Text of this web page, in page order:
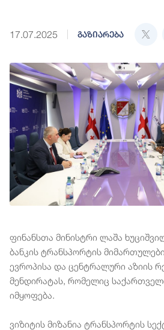
17.07.2025 გაზიარება
ფინანსთა მინისტრი ლაშა
ბანკის ტრანსპორტის
ევროპისა და ცენტრალური აზიის
მენდირატას, რომელიც
იმყოფება.
ვიზიტის მიზანია ტრანსპორტის